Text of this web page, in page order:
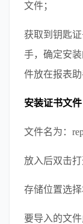
文件；
获取到钥匙
手，确定安
件放在报表
安装证书文件
文件名为：
放入后双击打
存储位置选择
要导入的文